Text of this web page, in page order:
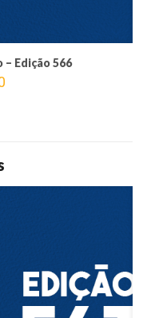
Edição 566